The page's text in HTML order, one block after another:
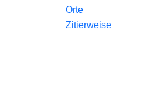
Orte
Zitierweise